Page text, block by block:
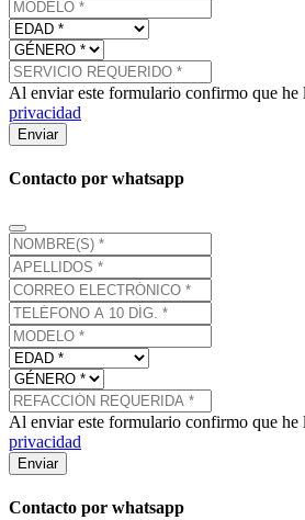
Al enviar este formulario confirmo que he
privacidad
Enviar
Contacto por whatsapp
Al enviar este formulario confirmo que he
privacidad
Enviar
Contacto por whatsapp